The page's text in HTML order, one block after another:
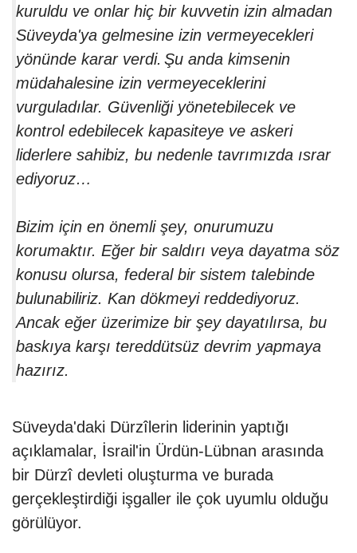
kuruldu ve onlar hiç bir kuvvetin izin almadan
Süveyda'ya gelmesine izin vermeyecekleri
yönünde karar verdi. Şu anda kimsenin
müdahalesine izin vermeyeceklerini
vurguladılar. Güvenliği yönetebilecek ve
kontrol edebilecek kapasiteye ve askeri
liderlere sahibiz, bu nedenle tavrımızda ısrar
ediyoruz…
Bizim için en önemli şey, onurumuzu
korumaktır. Eğer bir saldırı veya dayatma söz
konusu olursa, federal bir sistem talebinde
bulunabiliriz. Kan dökmeyi reddediyoruz.
Ancak eğer üzerimize bir şey dayatılırsa, bu
baskıya karşı tereddütsüz devrim yapmaya
hazırız.
Süveyda'daki Dürzîlerin liderinin yaptığı
açıklamalar, İsrail'in Ürdün-Lübnan arasında
bir Dürzî devleti oluşturma ve burada
gerçekleştirdiği işgaller ile çok uyumlu olduğu
görülüyor.